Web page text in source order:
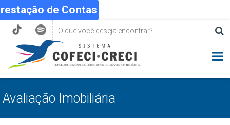
de Contas
Avaliação Imobiliária